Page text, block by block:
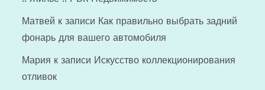
Матвей к записи Как правильно выбрать задний
фонарь для вашего автомобиля
Мария к записи Искусство коллекционирования
отливок